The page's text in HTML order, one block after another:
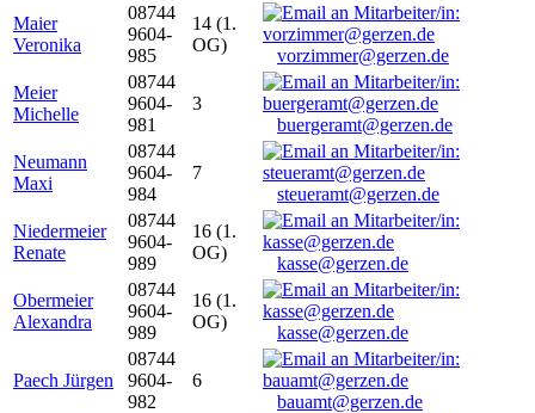
Maier
Veronika
08744
9604-
985
14 (1.
OG)
vorzimmer@gerzen.de
Meier
Michelle
08744
9604-
981
3
buergeramt@gerzen.de
Neumann
Maxi
08744
9604-
984
7
steueramt@gerzen.de
Niedermeier
Renate
08744
9604-
989
16 (1.
OG)
kasse@gerzen.de
Obermeier
Alexandra
08744
9604-
989
16 (1.
OG)
kasse@gerzen.de
Paech Jürgen
08744
9604-
982
6
bauamt@gerzen.de